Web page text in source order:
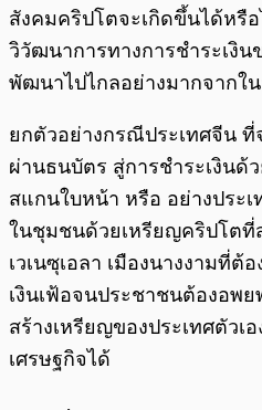
สังคมคริปโตจะเกิดขึ้นได้หรื
วิวัฒนาการทางการชำระเงิน
พัฒนาไปไกลอย่างมากจากใ
ยกตัวอย่างกรณีประเทศจีน
ผ่านธนบัตร สู่การชำระเงินด้
สแกนใบหน้า หรือ อย่างประ
ในชุมชนด้วยเหรียญคริปโตที่
เวเนซุเอลา เมืองนางงามที่
เงินเฟ้อจนประชาชนต้องอพ
สร้างเหรียญของประเทศตัวเ
เศรษฐกิจได้